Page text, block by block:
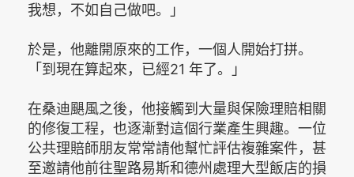
我想，不如自己做吧。」
於是，他離開原來的工作，一個人開始打拼。
「到現在算起來，已經21 年了。」
在桑迪颶風之後，他接觸到大量與保險理賠相關
的修復工程，也逐漸對這個行業產生興趣。一位
公共理賠師朋友常常請他幫忙評估複雜案件，甚
至邀請他前往聖路易斯和德州處理大型飯店的損